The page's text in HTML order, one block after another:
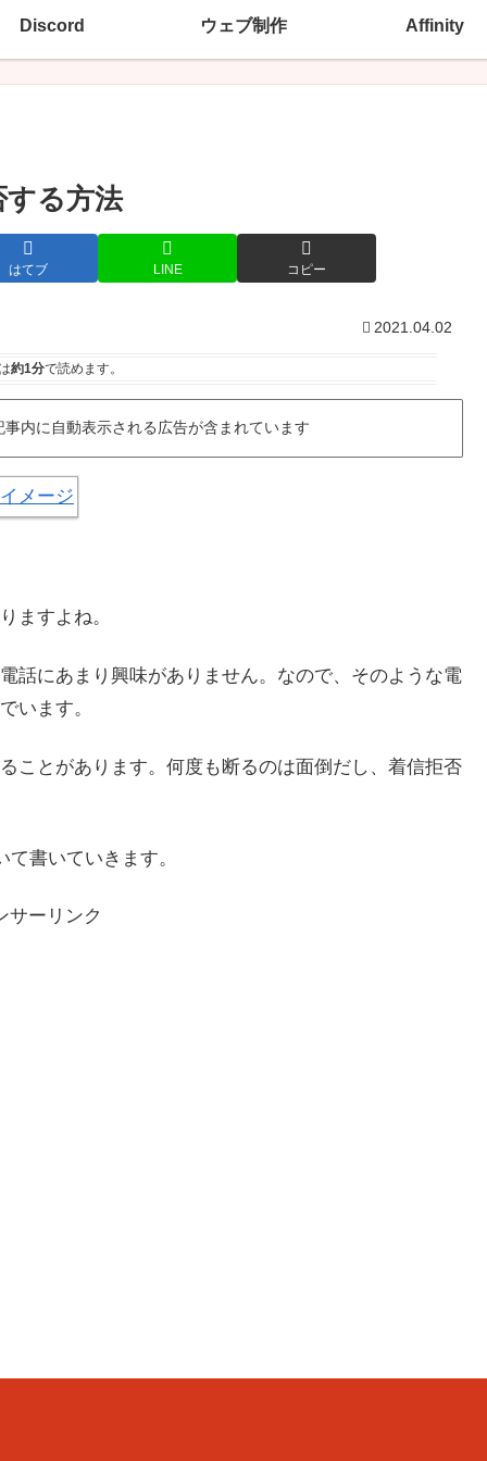
Discord ウェブ制作 Affinity
る方法
はてブ LINE コピー
2021.04.02
約1分で読めます。
内に自動表示される広告が含まれています
ますよね。
話にあまり興味がありません。なので、そのような電
います。
ことがあります。何度も断るのは面倒だし、着信拒否
書いていきます。
サーリンク